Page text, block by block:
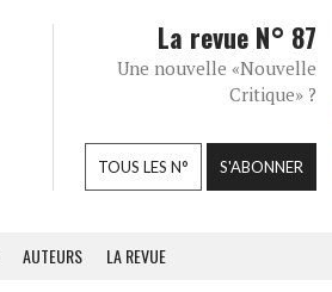
La revue N° 87
Une nouvelle «Nouvelle
Critique» ?
TOUS LES N° S'ABONNER
AUTEURS LA REVUE